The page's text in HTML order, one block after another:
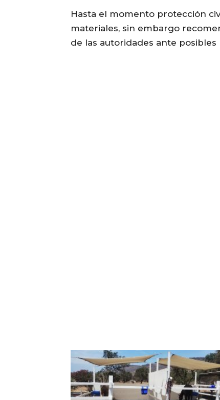
Hasta el momento protección
materiales, sin embargo
de las autoridades ante posibles